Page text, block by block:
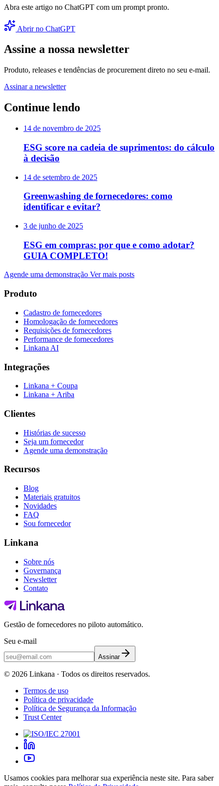
Abra este artigo no ChatGPT com um prompt pronto.
Abrir no ChatGPT
Assine a nossa newsletter
Produto, releases e tendências de procurement direto no seu e-mail.
Assinar a newsletter
Continue lendo
14 de novembro de 2025
ESG score na cadeia de suprimentos: do cálculo
à decisão
14 de setembro de 2025
Greenwashing de fornecedores: como
identificar e evitar?
3 de junho de 2025
ESG em compras: por que e como adotar?
GUIA COMPLETO!
Agende uma demonstração Ver mais posts
Produto
Cadastro de fornecedores
Homologação de fornecedores
Requisições de fornecedores
Performance de fornecedores
Linkana AI
Integrações
Linkana + Coupa
Linkana + Ariba
Clientes
Histórias de sucesso
Seja um fornecedor
Agende uma demonstração
Recursos
Blog
Materiais gratuitos
Novidades
FAQ
Sou fornecedor
Linkana
Sobre nós
Governança
Newsletter
Contato
Gestão de fornecedores no piloto automático.
Seu e-mail
Assinar
© 2026 Linkana · Todos os direitos reservados.
Termos de uso
Política de privacidade
Política de Segurança da Informação
Trust Center
Usamos cookies para melhorar sua experiência neste site. Para saber